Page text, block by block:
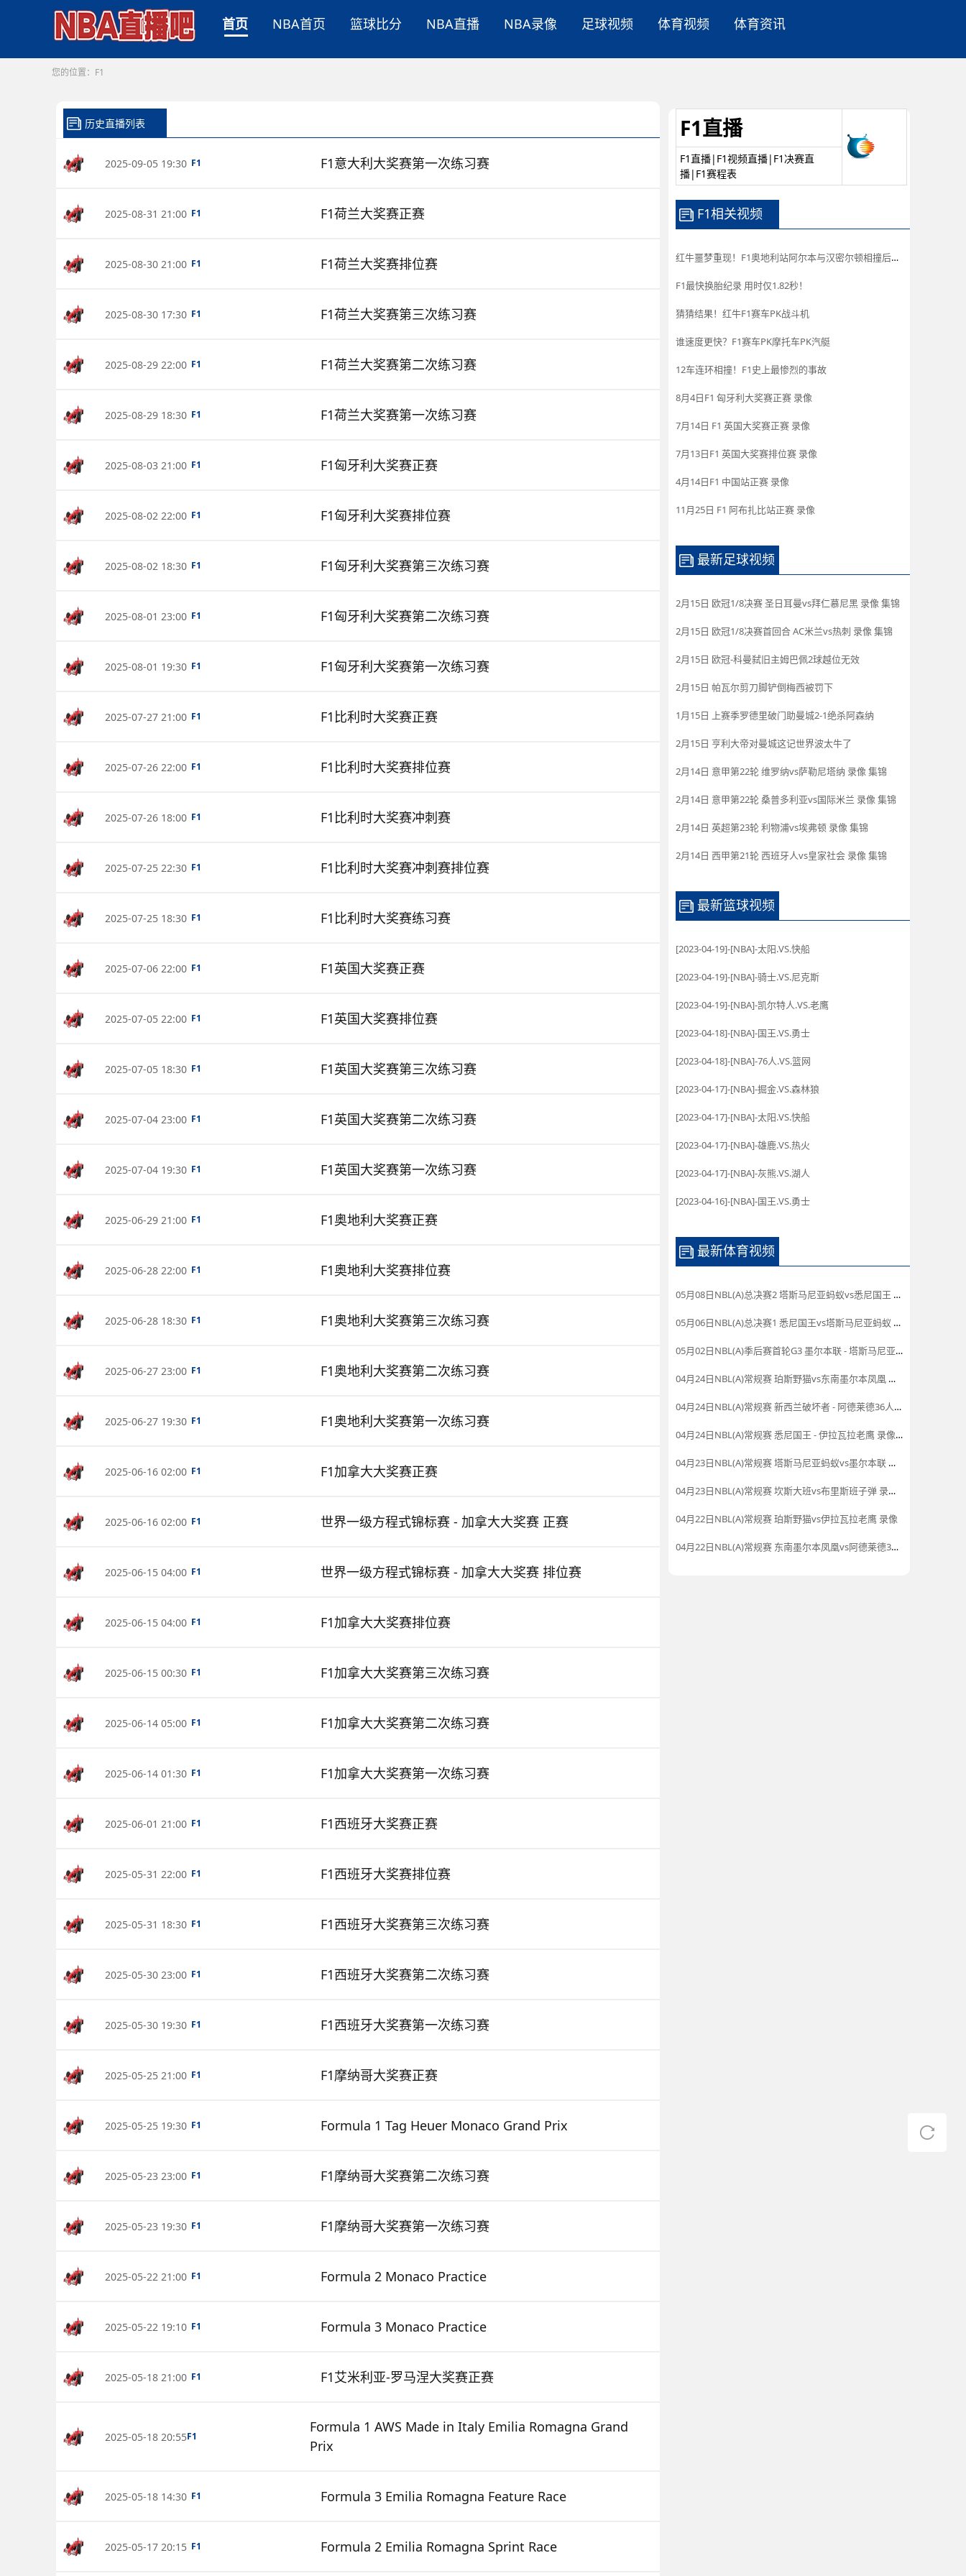
首页 NBA首页 篮球比分 NBA直播 NBA录像 足球视频 体育视频 体育资讯
您的位置： F1
历史直播列表
2025-09-05 19:30 F1 F1意大利大奖赛第一次练习赛
2025-08-31 21:00 F1 F1荷兰大奖赛正赛
2025-08-30 21:00 F1 F1荷兰大奖赛排位赛
2025-08-30 17:30 F1 F1荷兰大奖赛第三次练习赛
2025-08-29 22:00 F1 F1荷兰大奖赛第二次练习赛
2025-08-29 18:30 F1 F1荷兰大奖赛第一次练习赛
2025-08-03 21:00 F1 F1匈牙利大奖赛正赛
2025-08-02 22:00 F1 F1匈牙利大奖赛排位赛
2025-08-02 18:30 F1 F1匈牙利大奖赛第三次练习赛
2025-08-01 23:00 F1 F1匈牙利大奖赛第二次练习赛
2025-08-01 19:30 F1 F1匈牙利大奖赛第一次练习赛
2025-07-27 21:00 F1 F1比利时大奖赛正赛
2025-07-26 22:00 F1 F1比利时大奖赛排位赛
2025-07-26 18:00 F1 F1比利时大奖赛冲刺赛
2025-07-25 22:30 F1 F1比利时大奖赛冲刺赛排位赛
2025-07-25 18:30 F1 F1比利时大奖赛练习赛
2025-07-06 22:00 F1 F1英国大奖赛正赛
2025-07-05 22:00 F1 F1英国大奖赛排位赛
2025-07-05 18:30 F1 F1英国大奖赛第三次练习赛
2025-07-04 23:00 F1 F1英国大奖赛第二次练习赛
2025-07-04 19:30 F1 F1英国大奖赛第一次练习赛
2025-06-29 21:00 F1 F1奥地利大奖赛正赛
2025-06-28 22:00 F1 F1奥地利大奖赛排位赛
2025-06-28 18:30 F1 F1奥地利大奖赛第三次练习赛
2025-06-27 23:00 F1 F1奥地利大奖赛第二次练习赛
2025-06-27 19:30 F1 F1奥地利大奖赛第一次练习赛
2025-06-16 02:00 F1 F1加拿大大奖赛正赛
2025-06-16 02:00 F1 世界一级方程式锦标赛 - 加拿大大奖赛 正赛
2025-06-15 04:00 F1 世界一级方程式锦标赛 - 加拿大大奖赛 排位赛
2025-06-15 04:00 F1 F1加拿大大奖赛排位赛
2025-06-15 00:30 F1 F1加拿大大奖赛第三次练习赛
2025-06-14 05:00 F1 F1加拿大大奖赛第二次练习赛
2025-06-14 01:30 F1 F1加拿大大奖赛第一次练习赛
2025-06-01 21:00 F1 F1西班牙大奖赛正赛
2025-05-31 22:00 F1 F1西班牙大奖赛排位赛
2025-05-31 18:30 F1 F1西班牙大奖赛第三次练习赛
2025-05-30 23:00 F1 F1西班牙大奖赛第二次练习赛
2025-05-30 19:30 F1 F1西班牙大奖赛第一次练习赛
2025-05-25 21:00 F1 F1摩纳哥大奖赛正赛
2025-05-25 19:30 F1 Formula 1 Tag Heuer Monaco Grand Prix
2025-05-23 23:00 F1 F1摩纳哥大奖赛第二次练习赛
2025-05-23 19:30 F1 F1摩纳哥大奖赛第一次练习赛
2025-05-22 21:00 F1 Formula 2 Monaco Practice
2025-05-22 19:10 F1 Formula 3 Monaco Practice
2025-05-18 21:00 F1 F1艾米利亚-罗马涅大奖赛正赛
2025-05-18 20:55F1
Formula 1 AWS Made in Italy Emilia Romagna Grand
Prix
2025-05-18 14:30 F1 Formula 3 Emilia Romagna Feature Race
2025-05-17 20:15 F1 Formula 2 Emilia Romagna Sprint Race
F1直播
F1直播|F1视频直播|F1决赛直
播|F1赛程表
F1相关视频
红牛噩梦重现！F1奥地利站阿尔本与汉密尔顿相撞后退赛
F1最快换胎纪录 用时仅1.82秒！
猜猜结果！红牛F1赛车PK战斗机
谁速度更快？F1赛车PK摩托车PK汽艇
12车连环相撞！F1史上最惨烈的事故
8月4日F1 匈牙利大奖赛正赛 录像
7月14日 F1 英国大奖赛正赛 录像
7月13日F1 英国大奖赛排位赛 录像
4月14日F1 中国站正赛 录像
11月25日 F1 阿布扎比站正赛 录像
最新足球视频
2月15日 欧冠1/8决赛 圣日耳曼vs拜仁慕尼黑 录像 集锦
2月15日 欧冠1/8决赛首回合 AC米兰vs热刺 录像 集锦
2月15日 欧冠-科曼弑旧主姆巴佩2球越位无效
2月15日 帕瓦尔剪刀脚铲倒梅西被罚下
1月15日 上赛季罗德里破门助曼城2-1绝杀阿森纳
2月15日 亨利大帝对曼城这记世界波太牛了
2月14日 意甲第22轮 维罗纳vs萨勒尼塔纳 录像 集锦
2月14日 意甲第22轮 桑普多利亚vs国际米兰 录像 集锦
2月14日 英超第23轮 利物浦vs埃弗顿 录像 集锦
2月14日 西甲第21轮 西班牙人vs皇家社会 录像 集锦
最新篮球视频
[2023-04-19]-[NBA]-太阳.VS.快船
[2023-04-19]-[NBA]-骑士.VS.尼克斯
[2023-04-19]-[NBA]-凯尔特人.VS.老鹰
[2023-04-18]-[NBA]-国王.VS.勇士
[2023-04-18]-[NBA]-76人.VS.篮网
[2023-04-17]-[NBA]-掘金.VS.森林狼
[2023-04-17]-[NBA]-太阳.VS.快船
[2023-04-17]-[NBA]-雄鹿.VS.热火
[2023-04-17]-[NBA]-灰熊.VS.湖人
[2023-04-16]-[NBA]-国王.VS.勇士
最新体育视频
05月08日NBL(A)总决赛2 塔斯马尼亚蚂蚁vs悉尼国王 录像
05月06日NBL(A)总决赛1 悉尼国王vs塔斯马尼亚蚂蚁 全场录像
05月02日NBL(A)季后赛首轮G3 墨尔本联 - 塔斯马尼亚蚂蚁 录像集锦
04月24日NBL(A)常规赛 珀斯野猫vs东南墨尔本凤凰 录像
04月24日NBL(A)常规赛 新西兰破坏者 - 阿德莱德36人 录像集锦
04月24日NBL(A)常规赛 悉尼国王 - 伊拉瓦拉老鹰 录像集锦
04月23日NBL(A)常规赛 塔斯马尼亚蚂蚁vs墨尔本联 录像集锦
04月23日NBL(A)常规赛 坎斯大班vs布里斯班子弹 录像集锦
04月22日NBL(A)常规赛 珀斯野猫vs伊拉瓦拉老鹰 录像
04月22日NBL(A)常规赛 东南墨尔本凤凰vs阿德莱德36人 录像